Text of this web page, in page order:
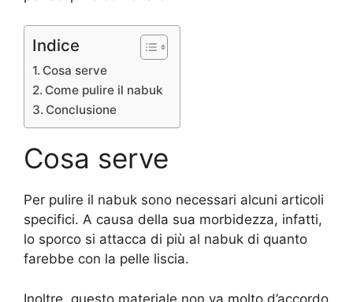
Indice
Cosa serve
Come pulire il nabuk
Conclusione
Cosa serve
Per pulire il nabuk sono necessari alcuni articoli
specifici. A causa della sua morbidezza, infatti,
lo sporco si attacca di più al nabuk di quanto
farebbe con la pelle liscia.
Inoltre, questo materiale non va molto d’accordo